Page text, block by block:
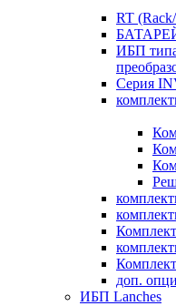
RT
ИБП
Серия
доп.
ИБП Lanches